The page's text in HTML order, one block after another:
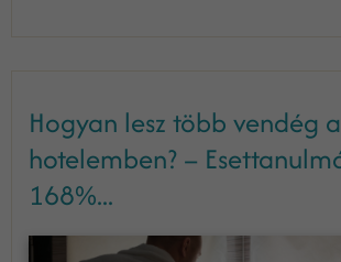
Hogyan lesz több vendég a
hotelemben? –
168%...